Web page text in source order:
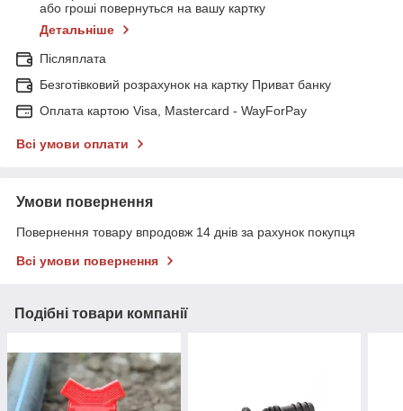
або гроші повернуться на вашу картку
Детальніше
Післяплата
Безготівковий розрахунок на картку Приват банку
Оплата картою Visa, Mastercard - WayForPay
Всі умови оплати
Умови повернення
Повернення товару впродовж 14 днів за рахунок покупця
Всі умови повернення
Подібні товари компанії